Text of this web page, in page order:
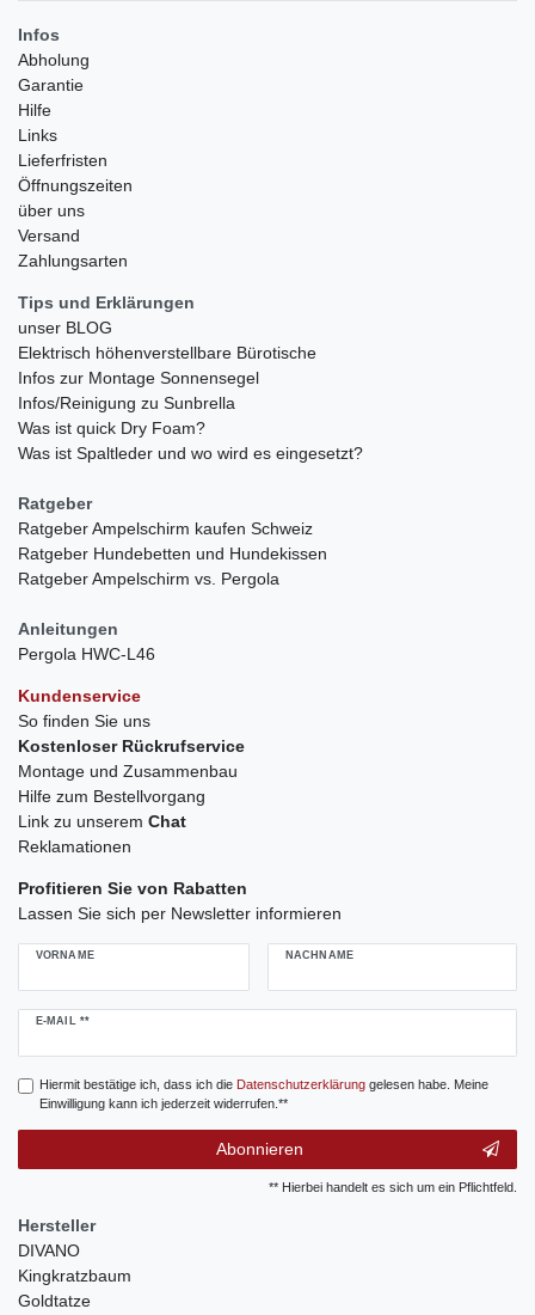
Infos
Abholung
Garantie
Hilfe
Links
Lieferfristen
Öffnungszeiten
über uns
Versand
Zahlungsarten
Tips und Erklärungen
unser BLOG
Elektrisch höhenverstellbare Bürotische
Infos zur Montage Sonnensegel
Infos/Reinigung zu Sunbrella
Was ist quick Dry Foam?
Was ist Spaltleder und wo wird es eingesetzt?
Ratgeber
Ratgeber Ampelschirm kaufen Schweiz
Ratgeber Hundebetten und Hundekissen
Ratgeber Ampelschirm vs. Pergola
Anleitungen
Pergola HWC-L46
Kundenservice
So finden Sie uns
Kostenloser Rückrufservice
Montage und Zusammenbau
Hilfe zum Bestellvorgang
Link zu unserem Chat
Reklamationen
Profitieren Sie von Rabatten
Lassen Sie sich per Newsletter informieren
VORNAME NACHNAME
E-MAIL **
Newsletter
Hiermit bestätige ich, dass ich die Daten­schutz­erklärunggelesen habe. Meine
Einwilligung kann ich jederzeit widerrufen.**
Abonnieren
** Hierbei handelt es sich um ein Pflichtfeld.
Hersteller
DIVANO
Kingkratzbaum
Goldtatze